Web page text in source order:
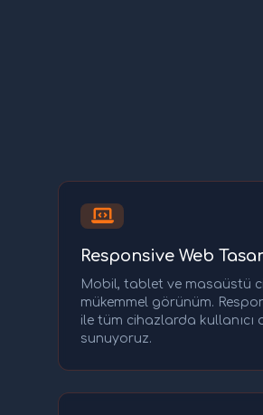
Responsive Web
Mobil, tablet ve masaüstü
mükemmel görünüm.
ile tüm cihazlarda kullanıcı
sunuyoruz.